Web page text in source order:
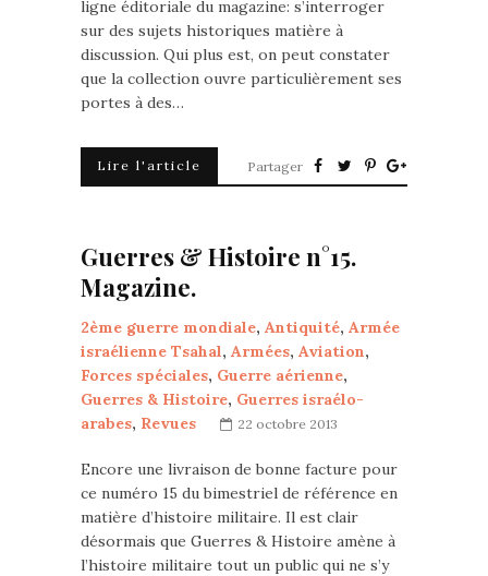
ligne éditoriale du magazine: s’interroger
sur des sujets historiques matière à
discussion. Qui plus est, on peut constater
que la collection ouvre particulièrement ses
portes à des…
Lire l'article Partager
Guerres & Histoire n°15.
Magazine.
2ème guerre mondiale, Antiquité, Armée
israélienne Tsahal, Armées, Aviation,
Forces spéciales, Guerre aérienne,
Guerres & Histoire, Guerres israélo-
arabes, Revues 22 octobre 2013
Encore une livraison de bonne facture pour
ce numéro 15 du bimestriel de référence en
matière d’histoire militaire. Il est clair
désormais que Guerres & Histoire amène à
l’histoire militaire tout un public qui ne s’y